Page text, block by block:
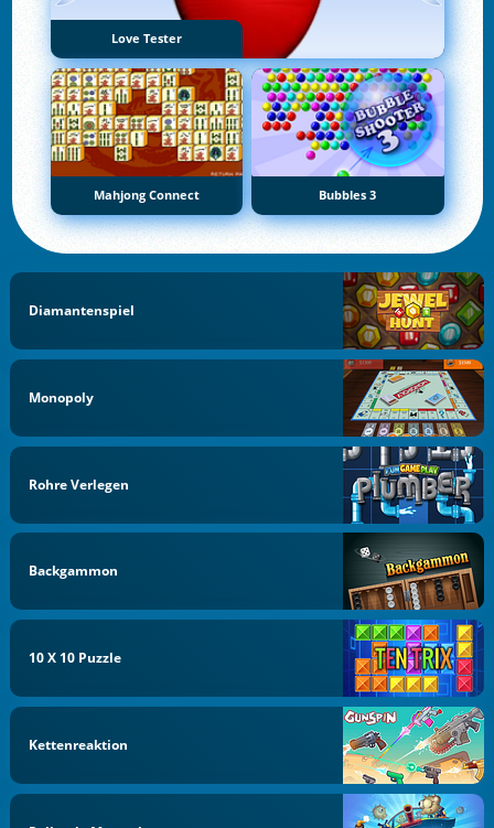
Love Tester
Mahjong Connect Bubbles 3
Diamantenspiel
Monopoly
Rohre Verlegen
Backgammon
10 X 10 Puzzle
Kettenreaktion